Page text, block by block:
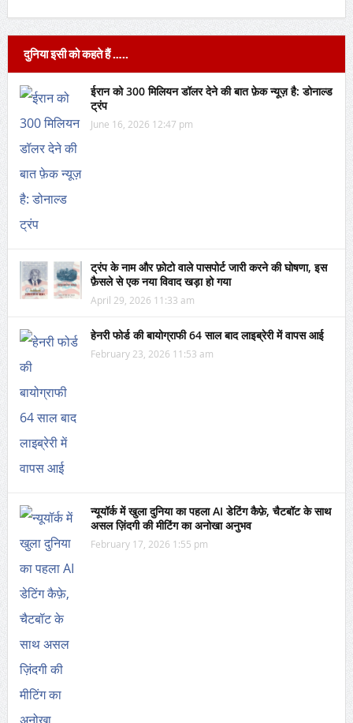
दुनिया इसी को कहते हैं …..
ईरान को 300 मिलियन डॉलर देने की बात फ़ेक न्यूज़ है: डोनाल्ड
ट्रंप
June 16, 2026 12:47 pm
ट्रंप के नाम और फ़ोटो वाले पासपोर्ट जारी करने की घोषणा, इस
फ़ैसले से एक नया विवाद खड़ा हो गया
April 29, 2026 11:33 am
हेनरी फोर्ड की बायोग्राफी 64 साल बाद लाइब्रेरी में वापस आई
February 23, 2026 11:53 am
न्यूयॉर्क में खुला दुनिया का पहला AI डेटिंग कैफ़े, चैटबॉट के साथ
असल ज़िंदगी की मीटिंग का अनोखा अनुभव
February 17, 2026 1:55 pm